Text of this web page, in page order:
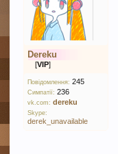
Dereku
[VIP]
Повідомлення: 245
Симпатії: 236
vk.com: dereku
Skype:
derek_unavailable